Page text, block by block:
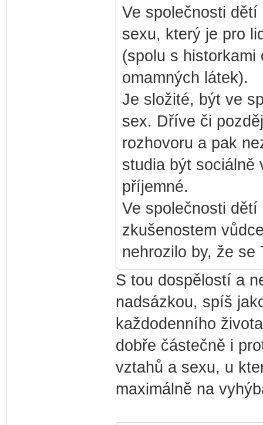
Ve společnosti
sexu, který je pro
(spolu s historkami
omamných látek).
Je složité, být ve
sex. Dříve či
rozhovoru a pak
studia být sociálně
příjemné.
Ve společnosti
zkušenostem
nehrozilo by, že se
S tou dospělostí a
nadsázkou, spíš
každodenního
dobře částečně i
vztahů a sexu, u
maximálně na